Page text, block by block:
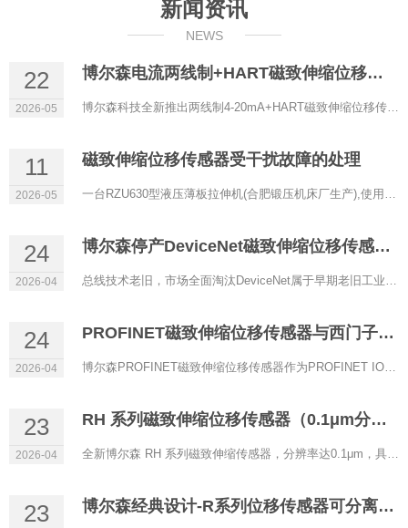
新闻资讯
NEWS
22
2026-05
博尔森电流两线制+HART磁致伸缩位移传感器正式上线
11
2026-05
磁致伸缩位移传感器受干扰故障的处理
24
2026-04
博尔森停产DeviceNet磁致伸缩位移传感器的原因
24
2026-04
PROFINET磁致伸缩位移传感器与西门子PLC通讯配置
23
2026-04
RH 系列磁致伸缩位移传感器（0.1μm分辨率）
23 博尔森经典设计-R系列位移传感器可分离式保护管